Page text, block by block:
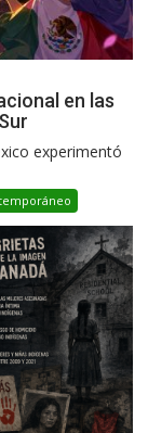
en las
experimentó